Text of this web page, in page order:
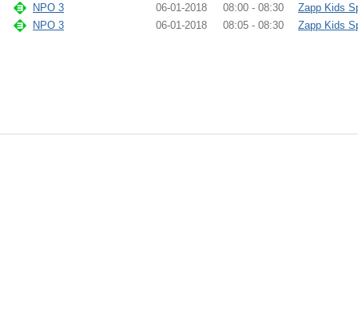
NPO 3
06-01-2018 08:00 - 08:30
Zapp Kids
NPO 3
06-01-2018 08:05 - 08:30 Zapp Kids